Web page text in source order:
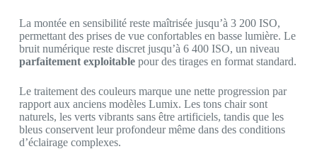
La montée en sensibilité reste maîtrisée jusqu’à 3 200 ISO,
permettant des prises de vue confortables en basse lumière. Le
bruit numérique reste discret jusqu’à 6 400 ISO, un niveau
parfaitement exploitablepour des tirages en format standard.
Le traitement des couleurs marque une nette progression par
rapport aux anciens modèles Lumix. Les tons chair sont
naturels, les verts vibrants sans être artificiels, tandis que les
bleus conservent leur profondeur même dans des conditions
d’éclairage complexes.